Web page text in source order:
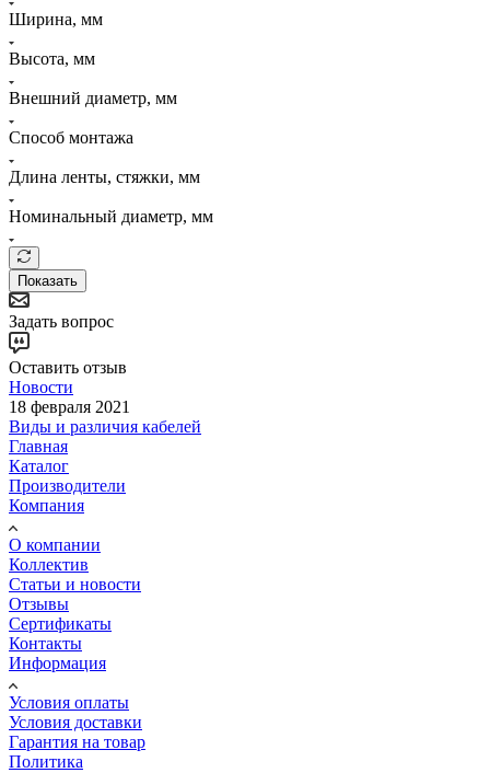
Ширина, мм
Высота, мм
Внешний диаметр, мм
Способ монтажа
Длина ленты, стяжки, мм
Номинальный диаметр, мм
Показать
Задать вопрос
Оставить отзыв
Новости
18 февраля 2021
Виды и различия кабелей
Главная
Каталог
Производители
Компания
О компании
Коллектив
Статьи и новости
Отзывы
Сертификаты
Контакты
Информация
Условия оплаты
Условия доставки
Гарантия на товар
Политика